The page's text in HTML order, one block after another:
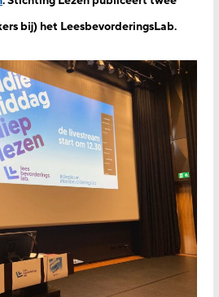
bij) het LeesbevorderingsLab.